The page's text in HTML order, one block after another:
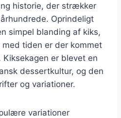
historie, der strækker
Oprindeligt
simpel blanding af kiks,
med tiden er der kommet
er blevet en
dessertkultur, og den
og variationer.
variationer